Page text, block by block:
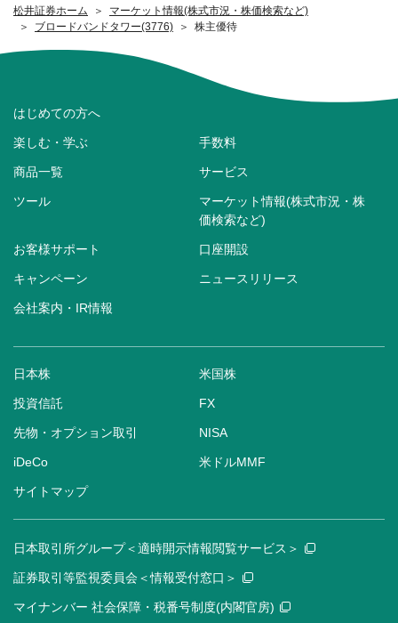
松井証券ホーム
マーケット情報(株式市況・株価検索など)
ブロードバンドタワー(3776)
株主優待
はじめての方へ
楽しむ・学ぶ 手数料
商品一覧 サービス
ツール
マーケット情報(株式市況・株
価検索など)
お客様サポート 口座開設
キャンペーン ニュースリリース
会社案内・IR情報
日本株 米国株
投資信託 FX
先物・オプション取引 NISA
iDeCo 米ドルMMF
サイトマップ
日本取引所グループ＜適時開示情報閲覧サービス＞
証券取引等監視委員会＜情報受付窓口＞
マイナンバー 社会保障・税番号制度(内閣官房)